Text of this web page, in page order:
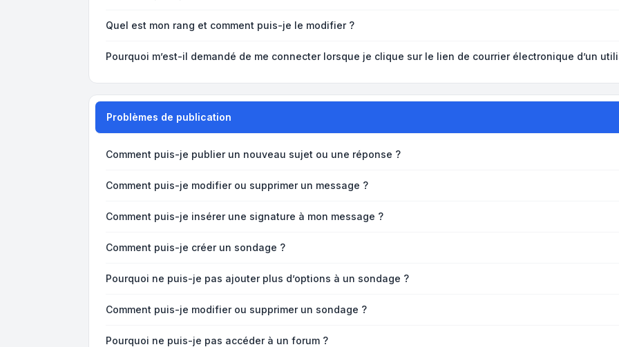
Quel est mon rang et comment puis-je le modifier ?
Pourquoi m’est-il demandé de me connecter lorsque je clique sur le lien de courrier électronique d’un
Problèmes de publication
Comment puis-je publier un nouveau sujet ou une réponse ?
Comment puis-je modifier ou supprimer un message ?
Comment puis-je insérer une signature à mon message ?
Comment puis-je créer un sondage ?
Pourquoi ne puis-je pas ajouter plus d’options à un sondage ?
Comment puis-je modifier ou supprimer un sondage ?
Pourquoi ne puis-je pas accéder à un forum ?